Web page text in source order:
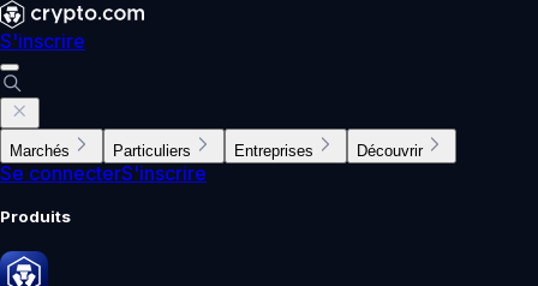
S'inscrire
Marchés Particuliers Entreprises Découvrir
Se connecterS'inscrire
Produits